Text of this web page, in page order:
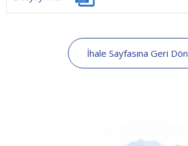
İhale Sayfasına Geri Dön